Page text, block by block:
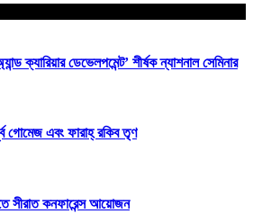
ক্যারিয়ার ডেভেলপমেন্ট’ শীর্ষক ন্যাশনাল সেমিনার
গোমেজ এবং ফারাহ্ রকিব তৃণ
সীরাত কনফারেন্স আয়োজন